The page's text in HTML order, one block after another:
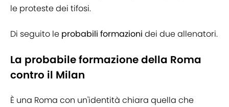
le proteste dei tifosi.
Di seguito le probabili formazioni dei due allenatori.
La probabile formazione della Roma
contro il Milan
È una Roma con un'identità chiara quella che